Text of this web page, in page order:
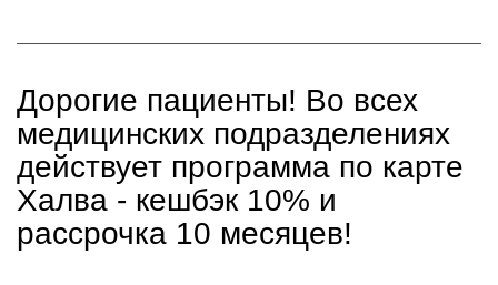
Дорогие пациенты! Во всех
медицинских подразделениях
действует программа по карте
Халва - кешбэк 10% и
рассрочка 10 месяцев!